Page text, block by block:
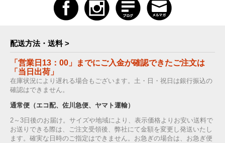
配送方法・送料 >
「営業日13：00」までにご入金が確認できたご注文は
「当日出荷」
在庫状況により遅れる場合もございます。土・日・祝日は銀行振込の
確認はできません。
通常便（エコ配、佐川急便、ヤマト運輸）
2～3日後のお届け。サイズや地域により、表示価格よりお安い送料で
お送りできる際は、ご注文受領後、弊社にて金額を変更し発送いたし
ます。確実な日時のご指定はできません。お急ぎの場合は、お急ぎ便